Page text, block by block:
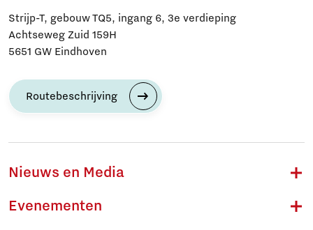
Strijp-T, gebouw TQ5, ingang 6, 3e verdieping
Achtseweg Zuid 159H
5651 GW Eindhoven
Routebeschrijving
Nieuws en Media
Evenementen